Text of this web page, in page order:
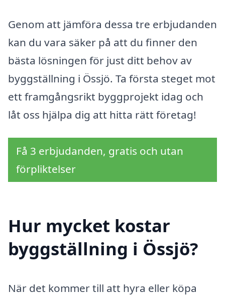
Genom att jämföra dessa tre erbjudanden
kan du vara säker på att du finner den
bästa lösningen för just ditt behov av
byggställning i Össjö. Ta första steget mot
ett framgångsrikt byggprojekt idag och
låt oss hjälpa dig att hitta rätt företag!
Få 3 erbjudanden, gratis och utan
förpliktelser
Hur mycket kostar
byggställning i Össjö?
När det kommer till att hyra eller köpa